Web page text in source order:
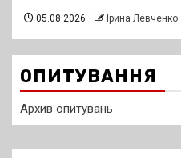
05.08.2026 Ірина Левченко
ОПИТУВАННЯ
Архив опитувань